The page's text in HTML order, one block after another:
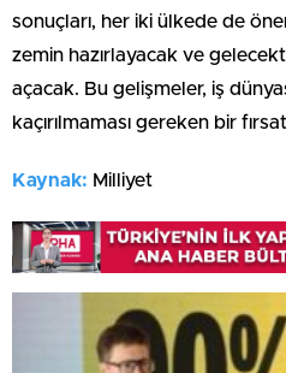
sonuçları, her iki ülkede de
zemin hazırlayacak ve
açacak. Bu gelişmeler, iş
kaçırılmaması gereken bir
Kaynak: Milliyet